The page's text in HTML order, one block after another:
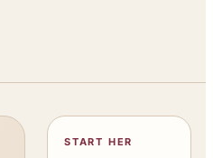
START HER